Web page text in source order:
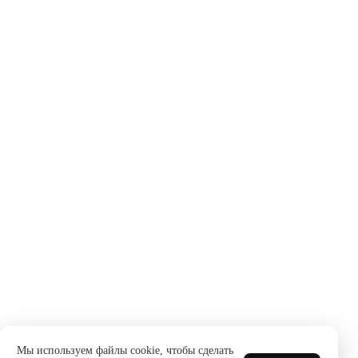
Мы используем файлы cookie, чтобы сделать